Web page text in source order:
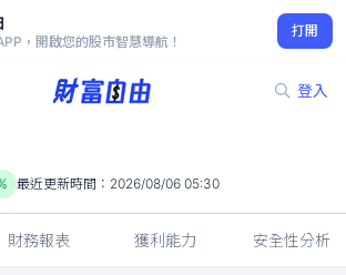
，開啟您的股市智慧導航！
打開
登入
38.45
-2.28%
最近更新時間： 2026/08/06 05:30
財務報表 獲利能力 安全性分析